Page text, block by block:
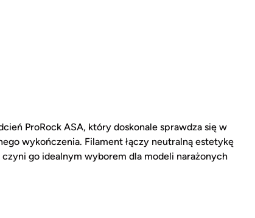
ProRock ASA, który doskonale sprawdza się w
wykończenia. Filament łączy neutralną estetykę
go idealnym wyborem dla modeli narażonych